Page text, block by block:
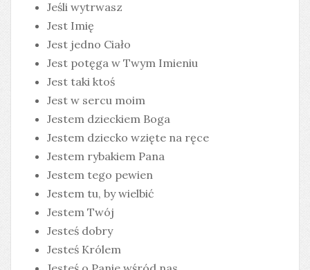
Jeśli wytrwasz
Jest Imię
Jest jedno Ciało
Jest potęga w Twym Imieniu
Jest taki ktoś
Jest w sercu moim
Jestem dzieckiem Boga
Jestem dziecko wzięte na ręce
Jestem rybakiem Pana
Jestem tego pewien
Jestem tu, by wielbić
Jestem Twój
Jesteś dobry
Jesteś Królem